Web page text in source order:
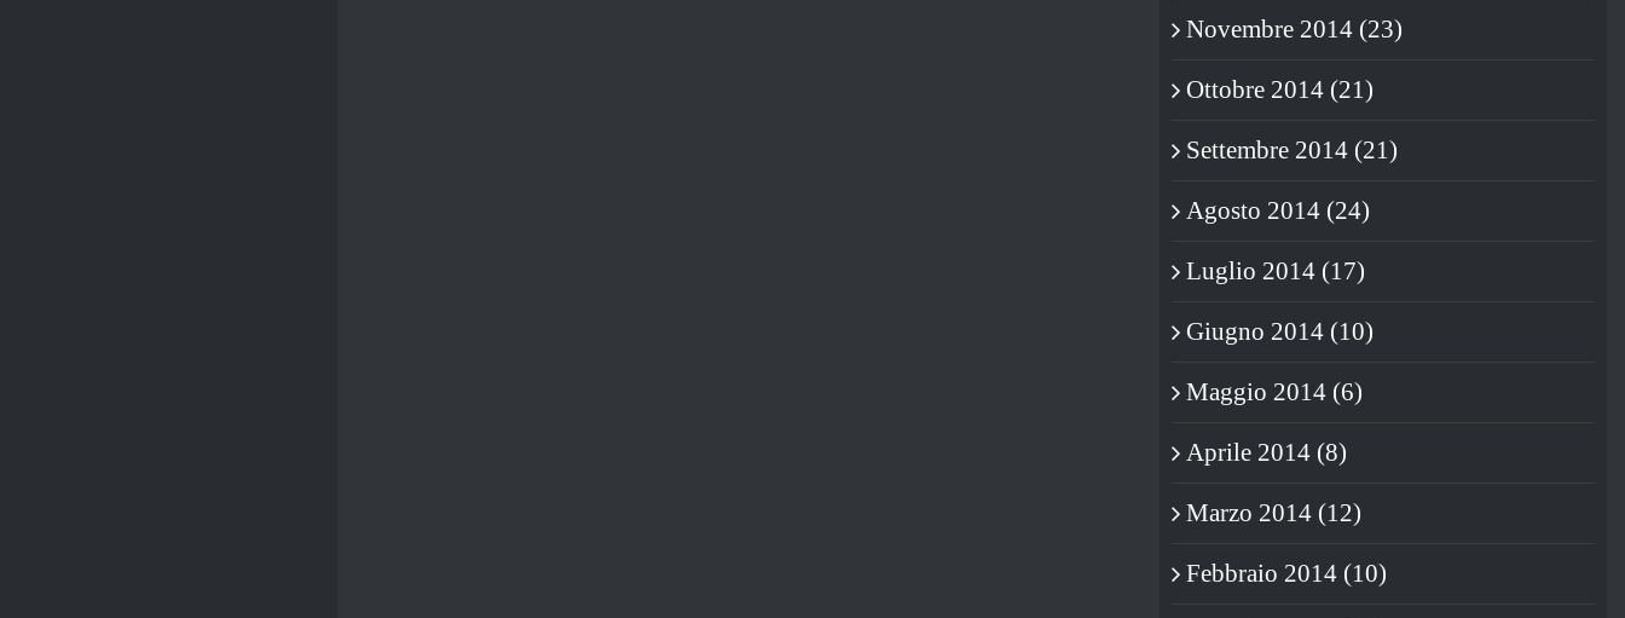
Novembre 2014 (23)
Ottobre 2014 (21)
Settembre 2014 (21)
Agosto 2014 (24)
Luglio 2014 (17)
Giugno 2014 (10)
Maggio 2014 (6)
Aprile 2014 (8)
Marzo 2014 (12)
Febbraio 2014 (10)